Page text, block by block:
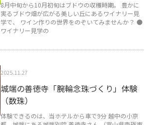
8月中旬から10月初旬はブドウの収穫時期。 豊かに
実るブドウ畑が広がる美しい丘にあるワイナリー見
学で、 ワイン作りの世界をのぞいてみませんか？ ●
ワイナリー見学の
2025.11.27
城端の善徳寺「腕輪念珠づくり」体験
（数珠）
体験できるのは、当ホテルから車で9分 越中の小京